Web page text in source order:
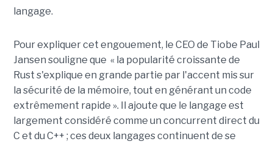
langage.
Pour expliquer cet engouement, le CEO de Tiobe Paul
Jansen souligne que « la popularité croissante de
Rust s'explique en grande partie par l'accent mis sur
la sécurité de la mémoire, tout en générant un code
extrêmement rapide ». Il ajoute que le langage est
largement considéré comme un concurrent direct du
C et du C++ ; ces deux langages continuent de se